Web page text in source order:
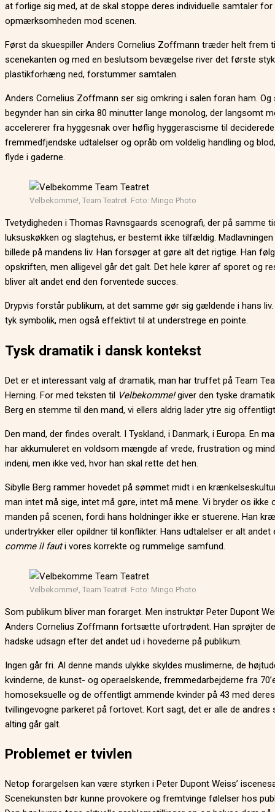
at forlige sig med, at de skal stoppe deres individuelle samtaler for
opmærksomheden mod scenen.
Først da skuespiller Anders Cornelius Zoffmann træder helt frem
scenekanten og med en beslutsom bevægelse river det første
plastikforhæng ned, forstummer samtalen.
Anders Cornelius Zoffmann ser sig omkring i salen foran ham. Og
begynder han sin cirka 80 minutter lange monolog, der langsomt
accelererer fra hyggesnak over høflig hyggerascisme til deciderede
fremmedfjendske udtalelser og opråb om voldelig handling og
flyde i gaderne.
Velbekomme!, Team Teatret. Foto: Mingo Photo
Tvetydigheden i Thomas Ravnsgaards scenografi, der på samme
luksuskøkken og slagtehus, er bestemt ikke tilfældig.
billede på mandens liv. Han forsøger at gøre alt det rigtige. Han
opskriften, men alligevel går det galt. Det hele kører af sporet og
bliver alt andet end den forventede succes.
Drypvis forstår publikum, at det samme gør sig gældende i hans liv.
tyk symbolik, men også effektivt til at understrege en pointe.
Tysk dramatik i dansk kontekst
Det er et interessant valg af dramatik, man har truffet på Team
Herning. For med teksten til Velbekomme!giver den tyske
Berg en stemme til den mand, vi ellers aldrig lader ytre sig
Den mand, der findes overalt. I Tyskland, i Danmark, i Europa. En
har akkumuleret en voldsom mængde af vrede, frustration og
indeni, men ikke ved, hvor han skal rette det hen.
Sibylle Berg rammer hovedet på sømmet midt i en
man intet må sige, intet må gøre, intet må mene. Vi bryder os ikke
manden på scenen, fordi hans holdninger ikke er stuerene. Han
undertrykker eller opildner til konflikter. Hans udtalelser er alt andet
comme il fauti vores korrekte og rummelige samfund.
Velbekomme!, Team Teatret. Foto: Mingo Photo
Som publikum bliver man forarget. Men instruktør Peter Dupont
Anders Cornelius Zoffmann fortsætte ufortrødent. Han sprøjter
hadske udsagn efter det andet ud i hovederne på publikum.
Ingen går fri. Al denne mands ulykke skyldes muslimerne, de
kvinderne, de kunst- og operaelskende, fremmedarbejderne fra
homoseksuelle og de offentligt ammende kvinder på 43 med deres
tvillingevogne parkeret på fortovet. Kort sagt, det er alle de andres
alting går galt.
Problemet er tvivlen
Netop forargelsen kan være styrken i Peter Dupont Weiss’
Scenekunsten bør kunne provokere og fremtvinge følelser hos